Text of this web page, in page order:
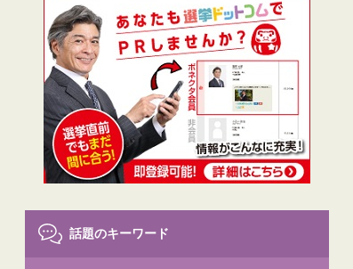
話題のキーワード